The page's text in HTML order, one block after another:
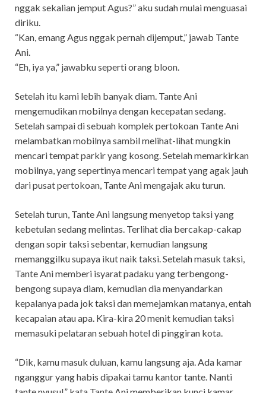
nggak sekalian jemput Agus?” aku sudah mulai menguasai
diriku.
“Kan, emang Agus nggak pernah dijemput,” jawab Tante
Ani.
“Eh, iya ya,” jawabku seperti orang bloon.
Setelah itu kami lebih banyak diam. Tante Ani
mengemudikan mobilnya dengan kecepatan sedang.
Setelah sampai di sebuah komplek pertokoan Tante Ani
melambatkan mobilnya sambil melihat-lihat mungkin
mencari tempat parkir yang kosong. Setelah memarkirkan
mobilnya, yang sepertinya mencari tempat yang agak jauh
dari pusat pertokoan, Tante Ani mengajak aku turun.
Setelah turun, Tante Ani langsung menyetop taksi yang
kebetulan sedang melintas. Terlihat dia bercakap-cakap
dengan sopir taksi sebentar, kemudian langsung
memanggilku supaya ikut naik taksi. Setelah masuk taksi,
Tante Ani memberi isyarat padaku yang terbengong-
bengong supaya diam, kemudian dia menyandarkan
kepalanya pada jok taksi dan memejamkan matanya, entah
kecapaian atau apa. Kira-kira 20 menit kemudian taksi
memasuki pelataran sebuah hotel di pinggiran kota.
“Dik, kamu masuk duluan, kamu langsung aja. Ada kamar
nganggur yang habis dipakai tamu kantor tante. Nanti